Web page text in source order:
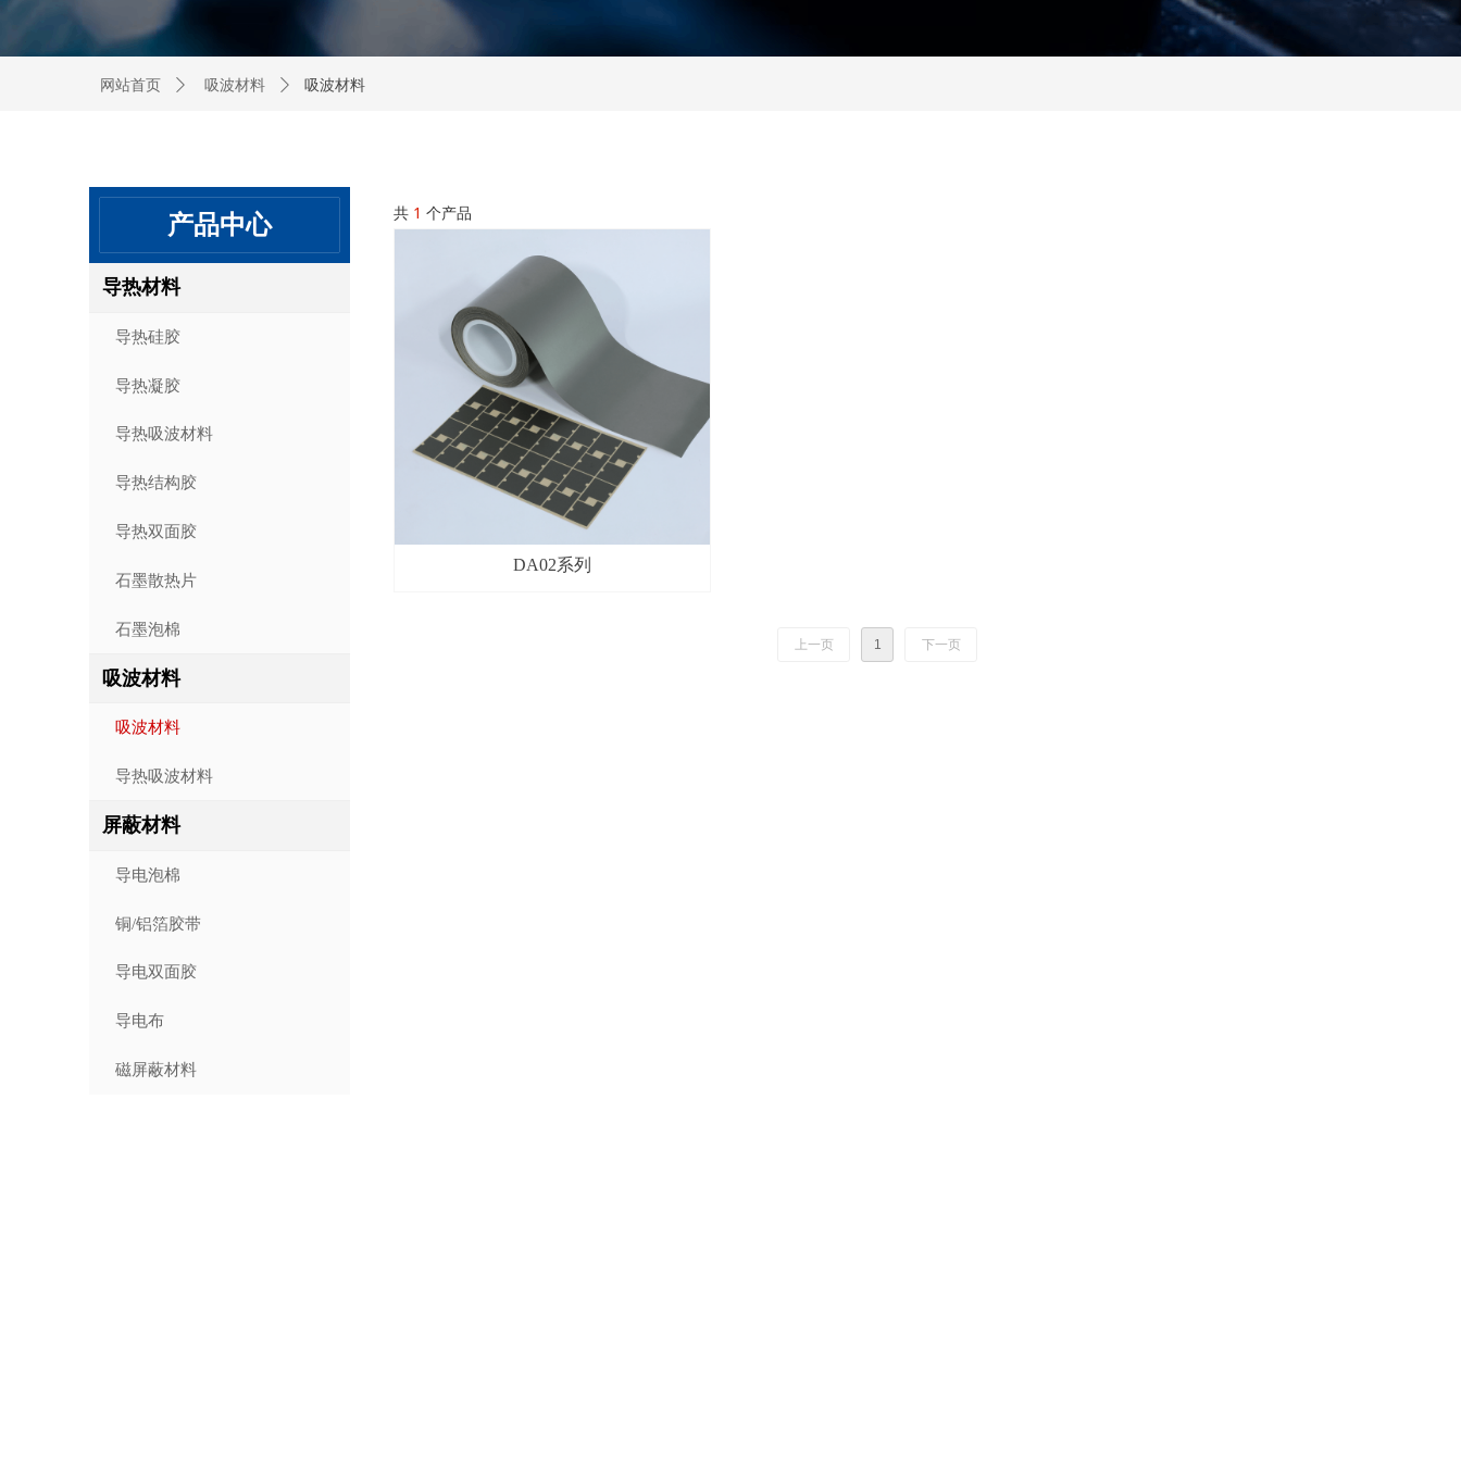
共 1 个产品
DA02系列
上一页 1 下一页
网站首页 ꄲ 吸波材料 ꄲ 吸波材料
产品中心
导热材料
导热硅胶
导热凝胶
导热吸波材料
导热结构胶
导热双面胶
石墨散热片
石墨泡棉
吸波材料
吸波材料
导热吸波材料
屏蔽材料
导电泡棉
铜/铝箔胶带
导电双面胶
导电布
磁屏蔽材料